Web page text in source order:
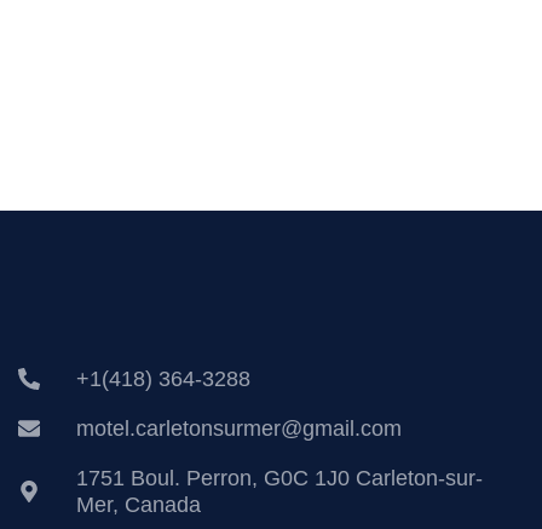
+1(418) 364-3288
motel.carletonsurmer@gmail.com
1751 Boul. Perron, G0C 1J0 Carleton-sur-
Mer, Canada